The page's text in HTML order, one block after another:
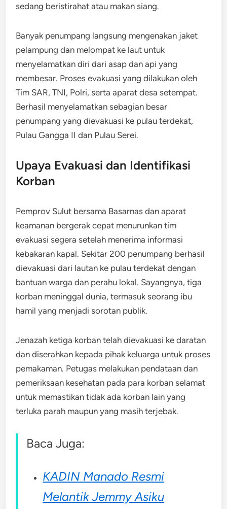
sedang beristirahat atau makan siang.
Banyak penumpang langsung mengenakan jaket
pelampung dan melompat ke laut untuk
menyelamatkan diri dari asap dan api yang
membesar. Proses evakuasi yang dilakukan oleh
Tim SAR, TNI, Polri, serta aparat desa setempat.
Berhasil menyelamatkan sebagian besar
penumpang yang dievakuasi ke pulau terdekat,
Pulau Gangga II dan Pulau Serei.
Upaya Evakuasi dan Identifikasi
Korban
Pemprov Sulut bersama Basarnas dan aparat
keamanan bergerak cepat menurunkan tim
evakuasi segera setelah menerima informasi
kebakaran kapal. Sekitar 200 penumpang berhasil
dievakuasi dari lautan ke pulau terdekat dengan
bantuan warga dan perahu lokal. Sayangnya, tiga
korban meninggal dunia, termasuk seorang ibu
hamil yang menjadi sorotan publik.
Jenazah ketiga korban telah dievakuasi ke daratan
dan diserahkan kepada pihak keluarga untuk proses
pemakaman. Petugas melakukan pendataan dan
pemeriksaan kesehatan pada para korban selamat
untuk memastikan tidak ada korban lain yang
terluka parah maupun yang masih terjebak.
Baca Juga:
KADIN Manado Resmi
Melantik Jemmy Asiku